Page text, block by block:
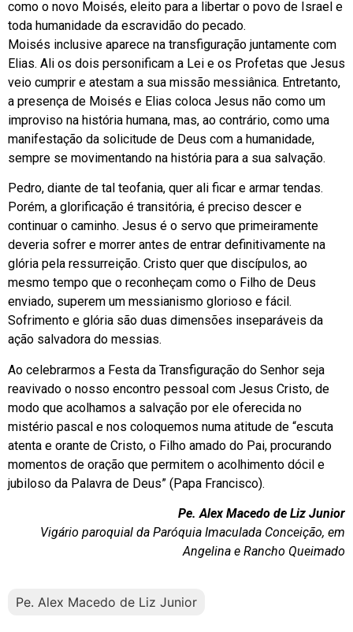
como o novo Moisés, eleito para a libertar o povo de Israel e
toda humanidade da escravidão do pecado.
Moisés inclusive aparece na transfiguração juntamente com
Elias. Ali os dois personificam a Lei e os Profetas que Jesus
veio cumprir e atestam a sua missão messiânica. Entretanto,
a presença de Moisés e Elias coloca Jesus não como um
improviso na história humana, mas, ao contrário, como uma
manifestação da solicitude de Deus com a humanidade,
sempre se movimentando na história para a sua salvação.
Pedro, diante de tal teofania, quer ali ficar e armar tendas.
Porém, a glorificação é transitória, é preciso descer e
continuar o caminho. Jesus é o servo que primeiramente
deveria sofrer e morrer antes de entrar definitivamente na
glória pela ressurreição. Cristo quer que discípulos, ao
mesmo tempo que o reconheçam como o Filho de Deus
enviado, superem um messianismo glorioso e fácil.
Sofrimento e glória são duas dimensões inseparáveis da
ação salvadora do messias.
Ao celebrarmos a Festa da Transfiguração do Senhor seja
reavivado o nosso encontro pessoal com Jesus Cristo, de
modo que acolhamos a salvação por ele oferecida no
mistério pascal e nos coloquemos numa atitude de “escuta
atenta e orante de Cristo, o Filho amado do Pai, procurando
momentos de oração que permitem o acolhimento dócil e
jubiloso da Palavra de Deus” (Papa Francisco).
Pe. Alex Macedo de Liz Junior
Vigário paroquial da Paróquia Imaculada Conceição, em
Angelina e Rancho Queimado
Pe. Alex Macedo de Liz Junior